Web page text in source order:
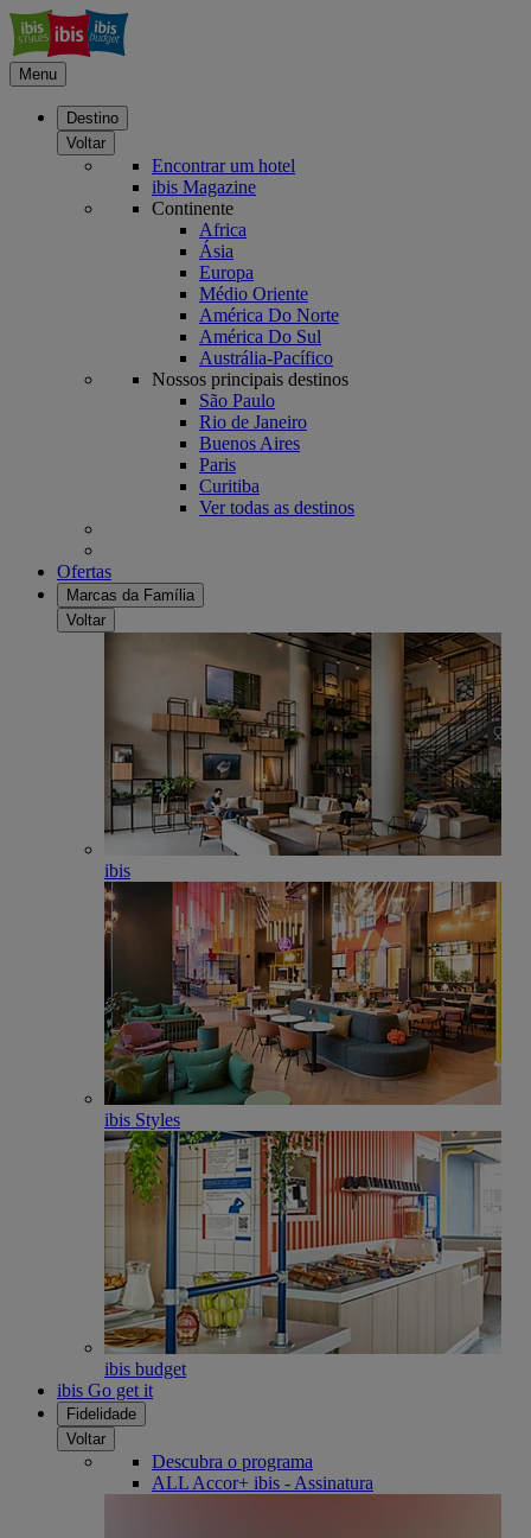
Menu
Destino
Voltar
Encontrar um hotel
ibis Magazine
Continente
Africa
Ásia
Europa
Médio Oriente
América Do Norte
América Do Sul
Austrália-Pacífico
Nossos principais destinos
São Paulo
Rio de Janeiro
Buenos Aires
Paris
Curitiba
Ver todas as destinos
Ofertas
Marcas da Família
Voltar
ibis
ibis Styles
ibis budget
ibis Go get it
Fidelidade
Voltar
Descubra o programa
ALL Accor+ ibis - Assinatura